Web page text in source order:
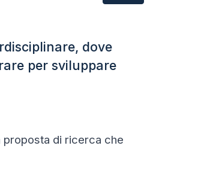
dove
per sviluppare
proposta di ricerca che